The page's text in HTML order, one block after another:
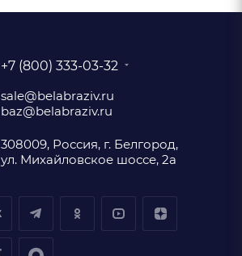
+7 (800) 333-03-32
sale@belabraziv.ru
baz@belabraziv.ru
308009, Россия, г. Белгород,
ул. Михайловское шоссе, 2а